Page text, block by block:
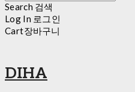
Search 검색
Log In 로그인
Cart장바구니
DIHA